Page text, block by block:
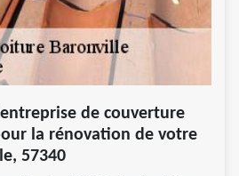
de couverture
la rénovation de votre
57340